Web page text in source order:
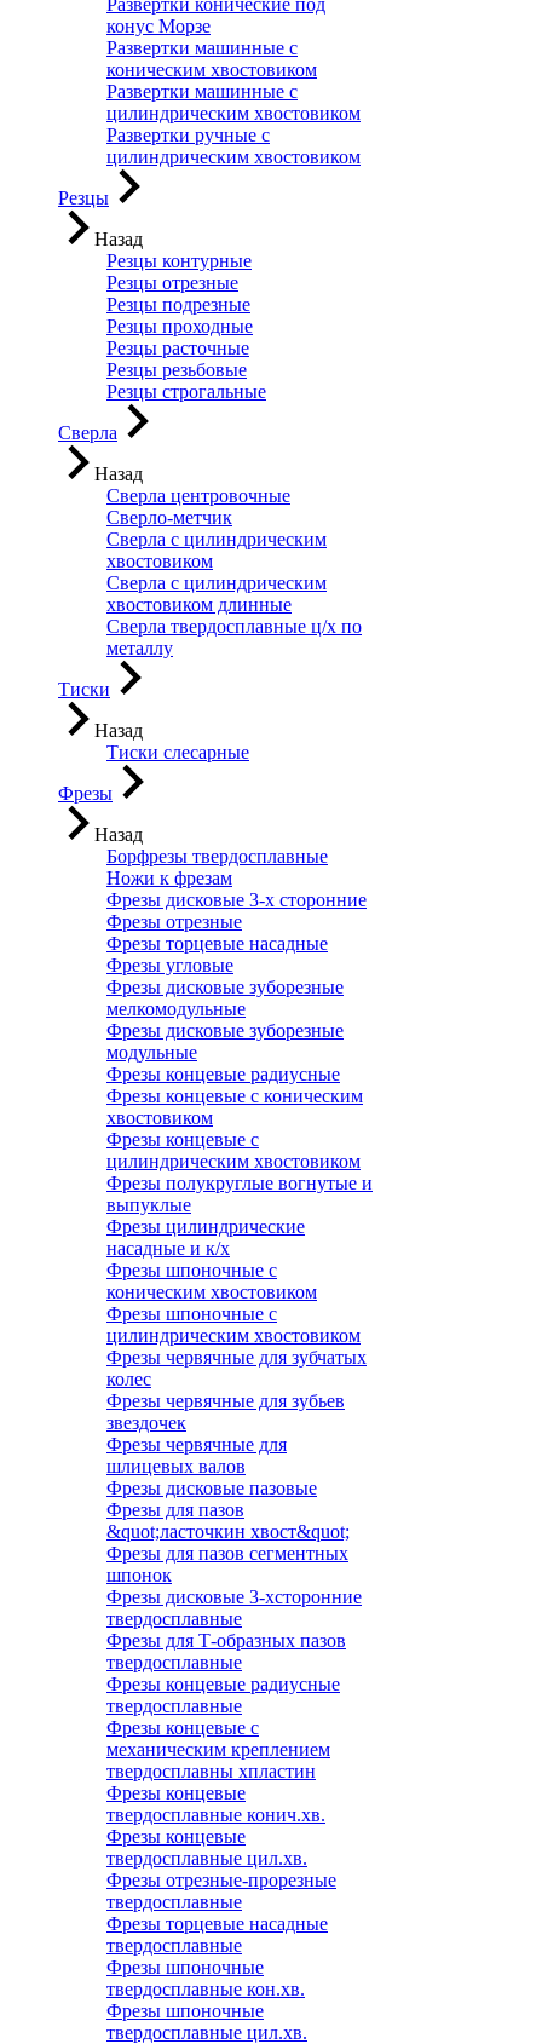
Развертки конические под
конус Морзе
Развертки машинные с
коническим хвостовиком
Развертки машинные с
цилиндрическим хвостовиком
Развертки ручные с
цилиндрическим хвостовиком
Резцы
Назад
Резцы контурные
Резцы отрезные
Резцы подрезные
Резцы проходные
Резцы расточные
Резцы резьбовые
Резцы строгальные
Сверла
Назад
Сверла центровочные
Сверло-метчик
Сверла с цилиндрическим
хвостовиком
Сверла с цилиндрическим
хвостовиком длинные
Сверла твердосплавные ц/х по
металлу
Тиски
Назад
Тиски слесарные
Фрезы
Назад
Борфрезы твердосплавные
Ножи к фрезам
Фрезы дисковые 3-х сторонние
Фрезы отрезные
Фрезы торцевые насадные
Фрезы угловые
Фрезы дисковые зуборезные
мелкомодульные
Фрезы дисковые зуборезные
модульные
Фрезы концевые радиусные
Фрезы концевые с коническим
хвостовиком
Фрезы концевые с
цилиндрическим хвостовиком
Фрезы полукруглые вогнутые и
выпуклые
Фрезы цилиндрические
насадные и к/х
Фрезы шпоночные с
коническим хвостовиком
Фрезы шпоночные с
цилиндрическим хвостовиком
Фрезы червячные для зубчатых
колес
Фрезы червячные для зубьев
звездочек
Фрезы червячные для
шлицевых валов
Фрезы дисковые пазовые
Фрезы для пазов
&quot;ласточкин хвост&quot;
Фрезы для пазов сегментных
шпонок
Фрезы дисковые 3-хсторонние
твердосплавные
Фрезы для Т-образных пазов
твердосплавные
Фрезы концевые радиусные
твердосплавные
Фрезы концевые с
механическим креплением
твердосплавны хпластин
Фрезы концевые
твердосплавные конич.хв.
Фрезы концевые
твердосплавные цил.хв.
Фрезы отрезные-прорезные
твердосплавные
Фрезы торцевые насадные
твердосплавные
Фрезы шпоночные
твердосплавные кон.хв.
Фрезы шпоночные
твердосплавные цил.хв.